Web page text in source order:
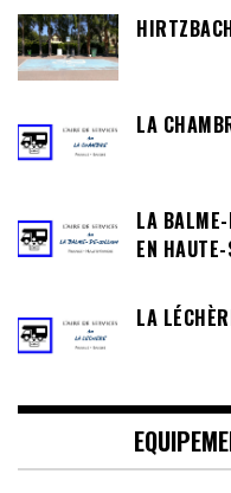
LA
LA
EN HAUTE-
LA